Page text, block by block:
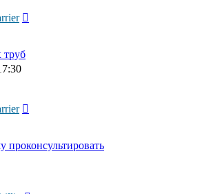
труб